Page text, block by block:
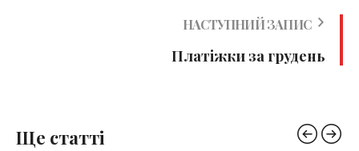
НАСТУПНИЙ ЗАПИС
Платіжки за грудень
Ще статті